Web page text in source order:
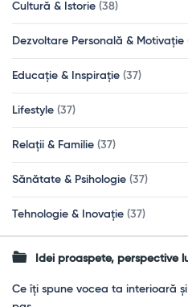
Cultură & Istorie (38)
Dezvoltare Personală & Motivație
Educație & Inspirație (37)
Lifestyle (37)
Relații & Familie (37)
Sănătate & Psihologie (37)
Tehnologie & Inovație (37)
Idei proaspete, perspective
Ce îți spune vocea ta interioară